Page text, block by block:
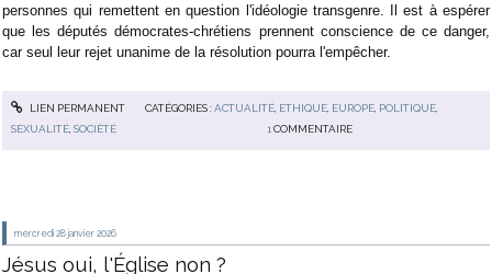
personnes qui remettent en question l'idéologie transgenre. Il est à espérer
que les députés démocrates-chrétiens prennent conscience de ce danger,
car seul leur rejet unanime de la résolution pourra l'empêcher.
LIEN PERMANENT CATÉGORIES :ACTUALITÉ, ETHIQUE, EUROPE, POLITIQUE,
SEXUALITÉ ,SOCIÉTÉ 1 COMMENTAIRE
mercredi 28 janvier 2026
Jésus oui, l'Église non ?